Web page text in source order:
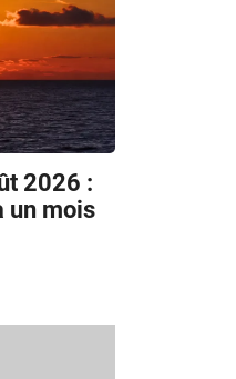
2026 :
un mois